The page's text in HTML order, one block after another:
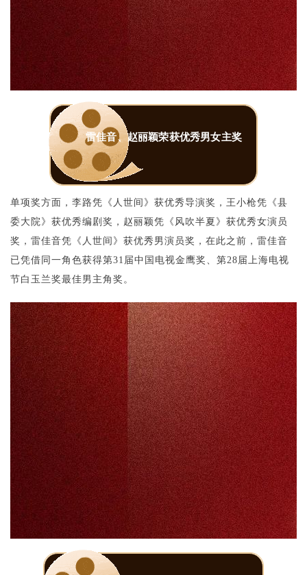
雷佳音、赵丽颖荣获优秀男女主奖
单项奖方面，李路凭《人世间》获优秀导演奖，王小枪凭《县
委大院》获优秀编剧奖，赵丽颖凭《风吹半夏》获优秀女演员
奖，雷佳音凭《人世间》获优秀男演员奖，在此之前，雷佳音
已凭借同一角色获得第31届中国电视金鹰奖、第28届上海电视
节白玉兰奖最佳男主角奖。